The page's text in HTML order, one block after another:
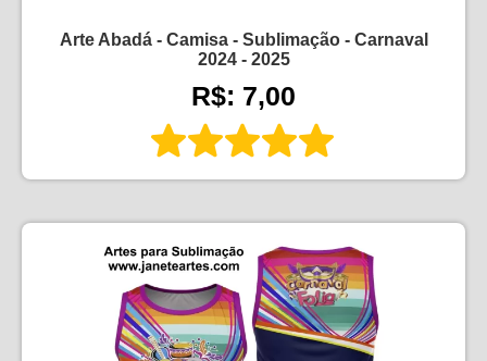
Arte Abadá - Camisa - Sublimação - Carnaval
2024 - 2025
R$: 7,00